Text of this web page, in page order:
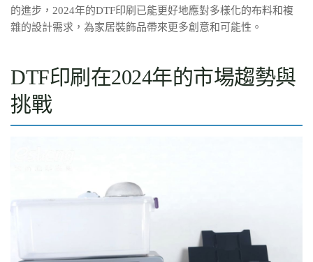
的進步，2024年的DTF印刷已能更好地應對多樣化的布料和複
雜的設計需求，為家居裝飾品帶來更多創意和可能性。
DTF印刷在2024年的市場趨勢與
挑戰